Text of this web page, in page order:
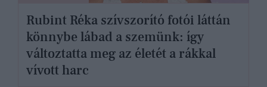
Rubint Réka szívszorító fotói láttán
könnybe lábad a szemünk: így
változtatta meg az életét a rákkal
vívott harc